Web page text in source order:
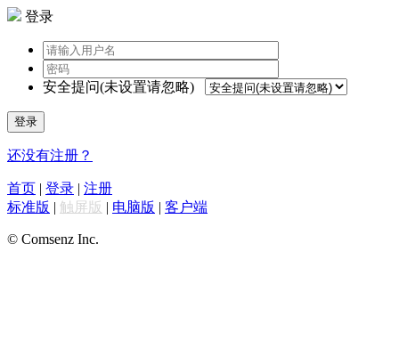
登录
安全提问(未设置请忽略)
登录
还没有注册？
首页 | 登录 | 注册
标准版 | 触屏版 | 电脑版 | 客户端
© Comsenz Inc.